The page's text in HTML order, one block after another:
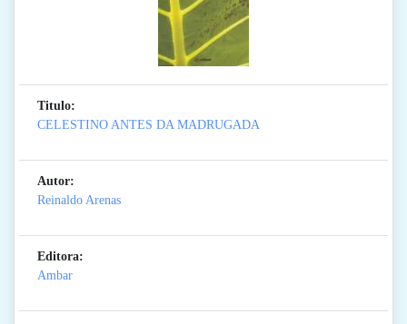
Titulo:
CELESTINO ANTES DA MADRUGADA
Autor:
Reinaldo Arenas
Editora:
Ambar